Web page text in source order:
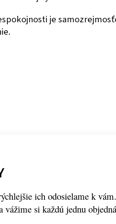
je
ich odosielame k
vážime si každú jednu